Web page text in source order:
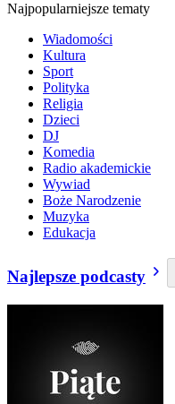
Najpopularniejsze tematy
Wiadomości
Kultura
Sport
Polityka
Religia
Dzieci
DJ
Komedia
Radio akademickie
Wywiad
Boże Narodzenie
Muzyka
Edukacja
Najlepsze podcasty